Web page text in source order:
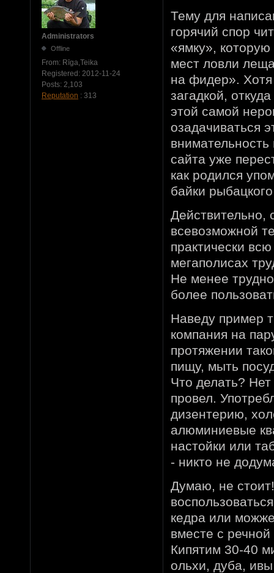
Administrators
Offline
From: Rīga,Teika
Registered: 2012-11-24
Posts: 2,103
Reputation : 313
Тему для
горячий спор
«ямку»,
мест ловли
на фидер».
загадкой,
этой самой
озадачиваться
сайта уже
как родился
байки
Действительно,
всевозможной
практически
мегаполисах
Не менее
более
Наведу пример
компания на
протяжении
пищу, мыть
Что делать?
провел.
дизентерию,
алюминиевые
настойки или
- никто не
Думаю, не
кедра или
вместе с
Кипятим 30-40
ольхи, дуба,